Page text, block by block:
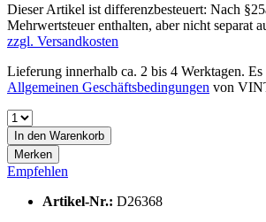
Dieser Artikel ist differenzbesteuert: Nach
Mehrwertsteuer enthalten, aber nicht separat
zzgl. Versandkosten
Lieferung innerhalb ca. 2 bis 4 Werktagen. Es
Allgemeinen Geschäftsbedingungen von
In den Warenkorb
Merken
Empfehlen
Artikel-Nr.: D26368